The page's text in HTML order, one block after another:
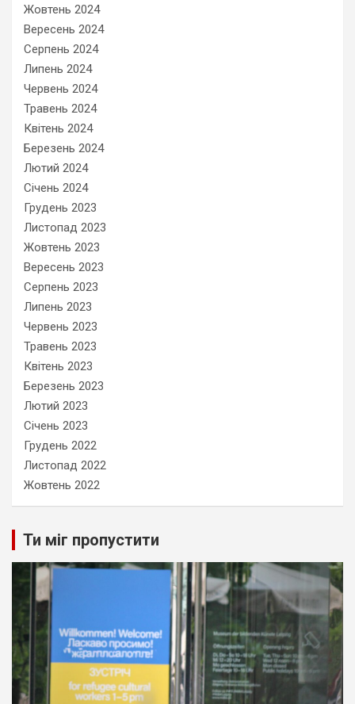
Жовтень 2024
Вересень 2024
Серпень 2024
Липень 2024
Червень 2024
Травень 2024
Квітень 2024
Березень 2024
Лютий 2024
Січень 2024
Грудень 2023
Листопад 2023
Жовтень 2023
Вересень 2023
Серпень 2023
Липень 2023
Червень 2023
Травень 2023
Квітень 2023
Березень 2023
Лютий 2023
Січень 2023
Грудень 2022
Листопад 2022
Жовтень 2022
Ти міг пропустити